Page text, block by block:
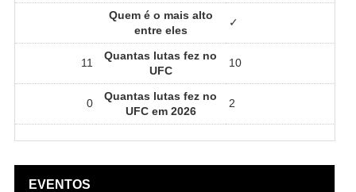
Quem é o mais alto
entre eles
✓
11
Quantas lutas fez no
UFC
10
0
Quantas lutas fez no
UFC em 2026
2
EVENTOS